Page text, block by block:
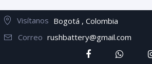
Visítanos Bogotá , Colombia
Correo rushbattery@gmail.com